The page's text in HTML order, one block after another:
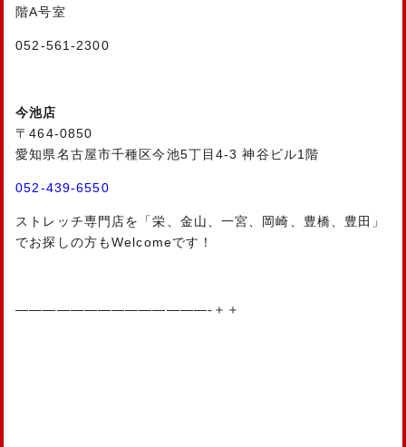
階A号室
052-561-2300
今池店
〒464-0850
愛知県名古屋市千種区今池5丁目4-3 神谷ビル1階
052-439-6550
ストレッチ専門店を「栄、金山、一宮、岡崎、豊橋、豊田」
でお探しの方もWelcomeです！
——————————————-＋＋